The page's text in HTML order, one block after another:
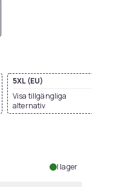
5XL (EU)
Visa tillgängliga
alternativ
I lager